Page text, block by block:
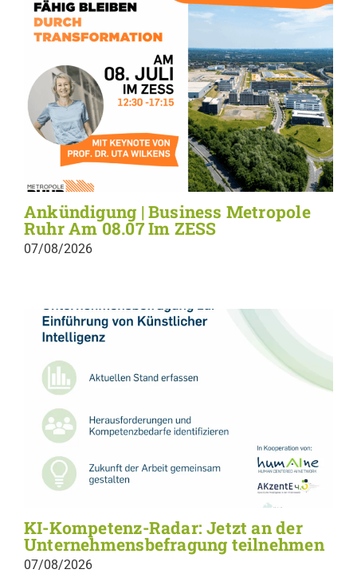
Ankündigung | Business Metropole
Ruhr Am 08.07 Im ZESS
07/08/2026
KI-Kompetenz-Radar: Jetzt an der
Unternehmensbefragung teilnehmen
07/08/2026